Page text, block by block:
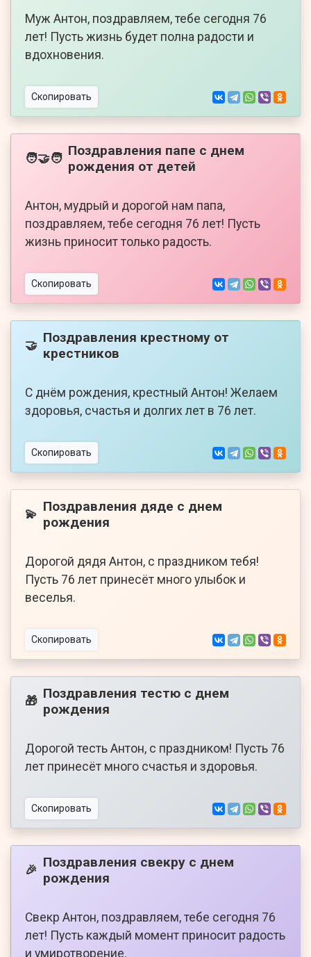
Муж Антон, поздравляем, тебе сегодня 76
лет! Пусть жизнь будет полна радости и
вдохновения.
Скопировать
🧑‍🤝‍🧑 Поздравления папе с днем
рождения от детей
Антон, мудрый и дорогой нам папа,
поздравляем, тебе сегодня 76 лет! Пусть
жизнь приносит только радость.
Скопировать
🤝 Поздравления крестному от
крестников
С днём рождения, крестный Антон! Желаем
здоровья, счастья и долгих лет в 76 лет.
Скопировать
💫 Поздравления дяде с днем
рождения
Дорогой дядя Антон, с праздником тебя!
Пусть 76 лет принесёт много улыбок и
веселья.
Скопировать
🎁 Поздравления тестю с днем
рождения
Дорогой тесть Антон, с праздником! Пусть 76
лет принесёт много счастья и здоровья.
Скопировать
🎉 Поздравления свекру с днем
рождения
Свекр Антон, поздравляем, тебе сегодня 76
лет! Пусть каждый момент приносит радость
и умиротворение.